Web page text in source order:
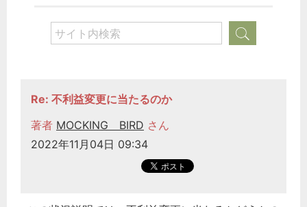
Re: 不利益変更に当たるのか
著者 MOCKING BIRD さん
2022年11月04日 09:34